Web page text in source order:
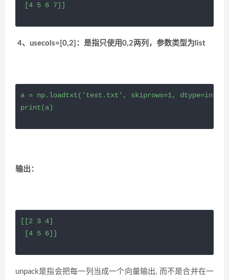
[4 5 6 7]]
4、usecols=[0,2]：是指只使用0,2两列，参数类型为list
a = np.loadtxt('test.txt', skiprows=1, dtype=int,
print(a)
输出：
[[2 3 4]
[4 5 6]]
unpack是指会把每一列当成一个向量输出, 而不是合并在一